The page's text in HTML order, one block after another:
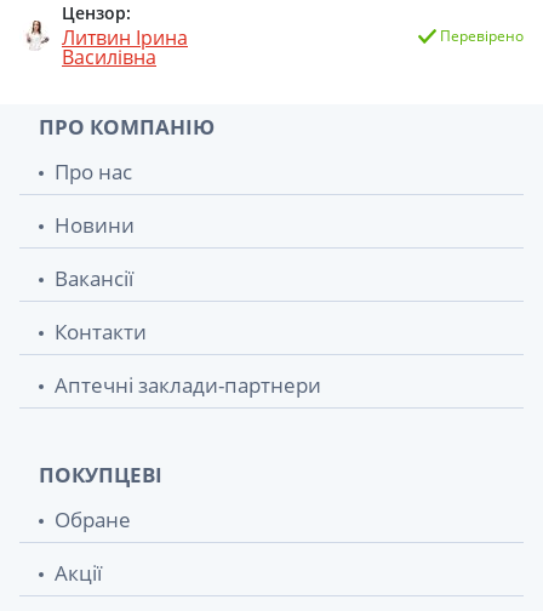
Цензор:
Литвин Ірина
Василівна
Перевірено
ПРО КОМПАНІЮ
Про нас
Новини
Вакансії
Контакти
Аптечні заклади-партнери
ПОКУПЦЕВІ
Обране
Акції